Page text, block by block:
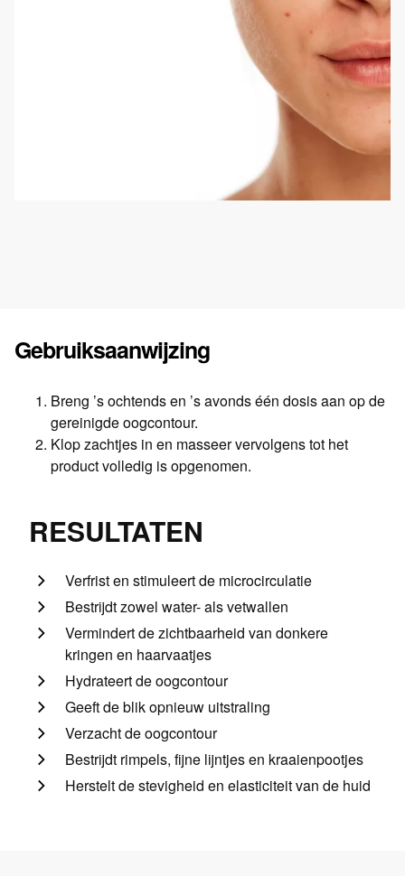
Gebruiksaanwijzing
Breng ’s ochtends en ’s avonds één dosis aan op de
gereinigde oogcontour.
Klop zachtjes in en masseer vervolgens tot het
product volledig is opgenomen.
RESULTATEN
Verfrist en stimuleert de microcirculatie
Bestrijdt zowel water- als vetwallen
Vermindert de zichtbaarheid van donkere
kringen en haarvaatjes
Hydrateert de oogcontour
Geeft de blik opnieuw uitstraling
Verzacht de oogcontour
Bestrijdt rimpels, fijne lijntjes en kraaienpootjes
Herstelt de stevigheid en elasticiteit van de huid